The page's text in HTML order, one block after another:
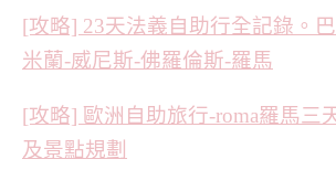
[攻略] 23天法義自助行全記錄。
米蘭-威尼斯-佛羅倫斯-羅馬
[攻略] 歐洲自助旅行-roma羅馬三
及景點規劃